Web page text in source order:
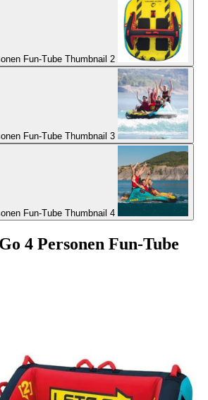
Spinera Let's Go 4 Personen Fun-Tube Thumbnail 2
Spinera Let's Go 4 Personen Fun-Tube Thumbnail 3
Spinera Let's Go 4 Personen Fun-Tube Thumbnail 4
4 Personen Fun-Tube